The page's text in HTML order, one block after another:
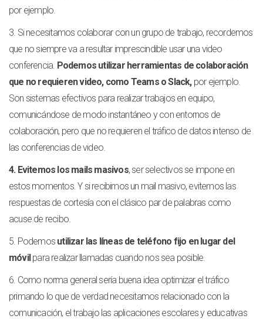
por ejemplo.
3. Si necesitamos colaborar con un grupo de trabajo, recordemos
que no siempre va a resultar imprescindible usar una video
conferencia. Podemos utilizar herramientas de colaboración
que no requieren video, como Teams o Slack,por ejemplo.
Son sistemas efectivos para realizar trabajos en equipo,
comunicándose de modo instantáneo y con entornos de
colaboración, pero que no requieren el tráfico de datos intenso de
las conferencias de video.
4. Evitemos los mails masivos, ser selectivos se impone en
estos momentos. Y si recibimos un mail masivo, evitemos las
respuestas de cortesía con el clásico par de palabras como
acuse de recibo.
5. Podemos utilizar las líneas de teléfono fijo en lugar del
móvilpara realizar llamadas cuando nos sea posible.
6. Como norma general sería buena idea optimizar el tráfico
primando lo que de verdad necesitamos relacionado con la
comunicación, el trabajo las aplicaciones escolares y educativas